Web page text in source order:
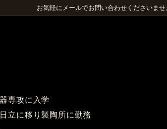
お気軽にメールでお問い合わせくださいま
専攻に入学
立に移り製陶所に勤務